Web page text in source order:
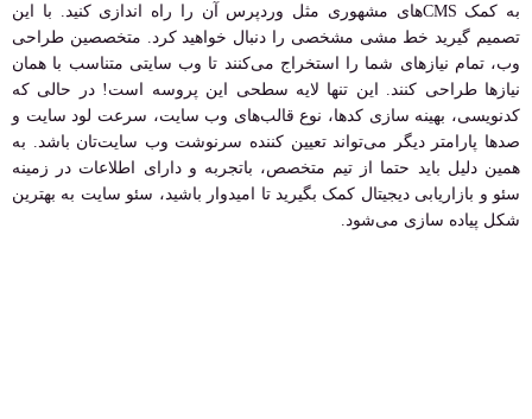
به کمک CMS‌های مشهوری مثل وردپرس آن را راه اندازی کنید. با این
تصمیم گیرید خط مشی مشخصی را دنبال خواهید کرد. متخصصین طراحی
وب، تمام نیازهای شما را استخراج می‌کنند تا وب سایتی متناسب با همان
نیازها طراحی کنند. این تنها لایه سطحی این پروسه است! در حالی که
کدنویسی، بهینه سازی کدها، نوع قالب‌های وب سایت، سرعت لود سایت و
صدها پارامتر دیگر می‌تواند تعیین کننده سرنوشت وب سایت‌تان باشد. به
همین دلیل باید حتما از تیم متخصص، باتجربه و دارای اطلاعات در زمینه
سئو و بازاریابی دیجیتال کمک بگیرید تا امیدوار باشید، سئو سایت به بهترین
شکل پیاده سازی می‌شود.